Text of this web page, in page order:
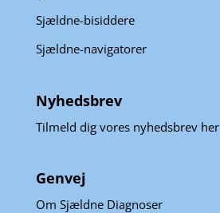
Sjældne-bisiddere
Sjældne-navigatorer
Nyhedsbrev
Tilmeld dig vores nyhedsbrev her
Genvej
Om Sjældne Diagnoser